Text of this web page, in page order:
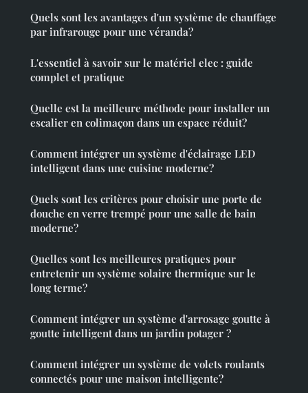
Quels sont les avantages d'un système de chauffage
par infrarouge pour une véranda?
L'essentiel à savoir sur le matériel elec : guide
complet et pratique
Quelle est la meilleure méthode pour installer un
escalier en colimaçon dans un espace réduit?
Comment intégrer un système d'éclairage LED
intelligent dans une cuisine moderne?
Quels sont les critères pour choisir une porte de
douche en verre trempé pour une salle de bain
moderne?
Quelles sont les meilleures pratiques pour
entretenir un système solaire thermique sur le
long terme?
Comment intégrer un système d'arrosage goutte à
goutte intelligent dans un jardin potager ?
Comment intégrer un système de volets roulants
connectés pour une maison intelligente?